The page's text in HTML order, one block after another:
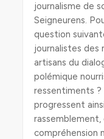
journalisme de
Seigneurens.
question
journalistes des
artisans du
polémique
ressentiments
progressent
compréhension